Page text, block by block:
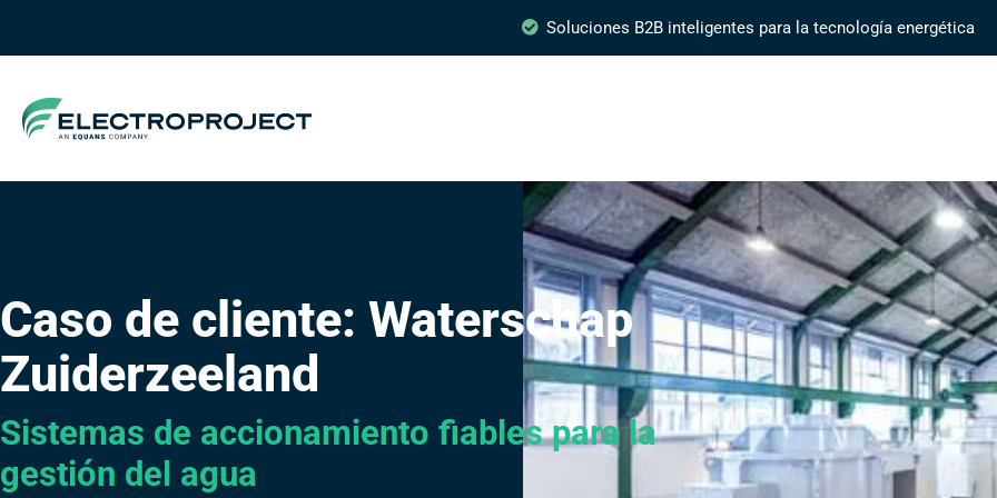
Soluciones B2B inteligentes para la tecnología energética
Caso de cliente: Waterschap
Zuiderzeeland
Sistemas de accionamiento fiables para la
gestión del agua